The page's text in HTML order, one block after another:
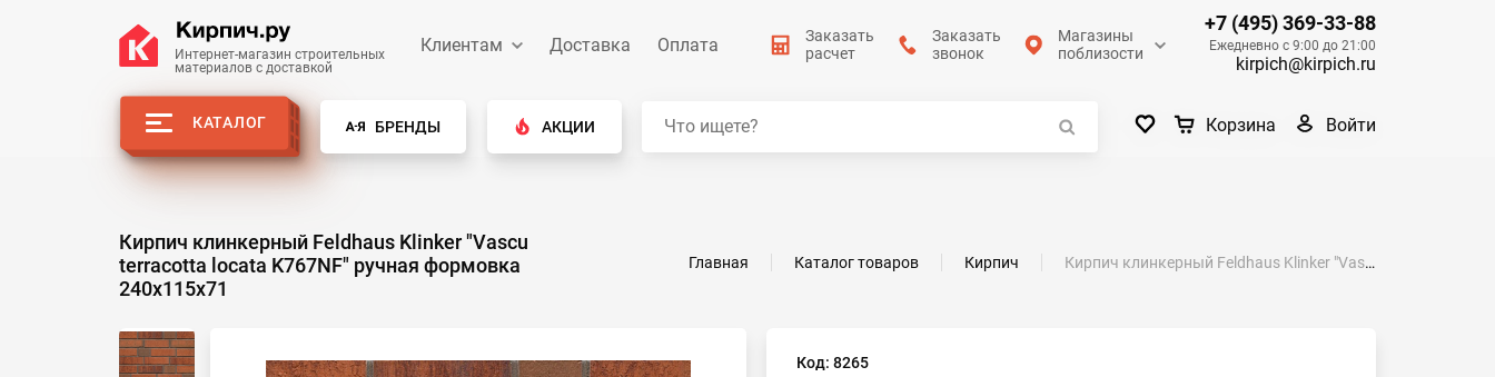
Интернет-магазин строительных
материалов с доставкой
Клиентам Доставка Оплата
Заказать
расчет
Заказать
звонок
Магазины
поблизости
+7 (495) 369-33-88
Ежедневно с 9:00 до 21:00
kirpich@kirpich.ru
КАТАЛОГ БРЕНДЫ АКЦИИ Корзина Войти
Кирпич клинкерный Feldhaus Klinker "Vascu
terracotta locata K767NF" ручная формовка
240х115х71
Главная Каталог товаров Кирпич Кирпич клинкерный Feldhaus Klinker "Vascu terracotta locata K767NF" ручная формовка 240х115х71
Код: 8265